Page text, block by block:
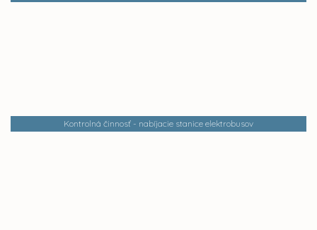
Kontrolná činnosť - nabíjacie stanice elektrobusov